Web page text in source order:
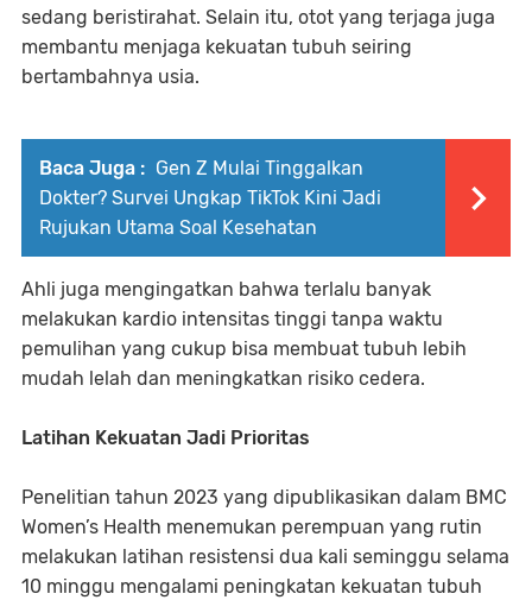
sedang beristirahat. Selain itu, otot yang terjaga juga
membantu menjaga kekuatan tubuh seiring
bertambahnya usia.
Baca Juga : Gen Z Mulai Tinggalkan
Dokter? Survei Ungkap TikTok Kini Jadi
Rujukan Utama Soal Kesehatan
Ahli juga mengingatkan bahwa terlalu banyak
melakukan kardio intensitas tinggi tanpa waktu
pemulihan yang cukup bisa membuat tubuh lebih
mudah lelah dan meningkatkan risiko cedera.
Latihan Kekuatan Jadi Prioritas
Penelitian tahun 2023 yang dipublikasikan dalam BMC
Women’s Health menemukan perempuan yang rutin
melakukan latihan resistensi dua kali seminggu selama
10 minggu mengalami peningkatan kekuatan tubuh